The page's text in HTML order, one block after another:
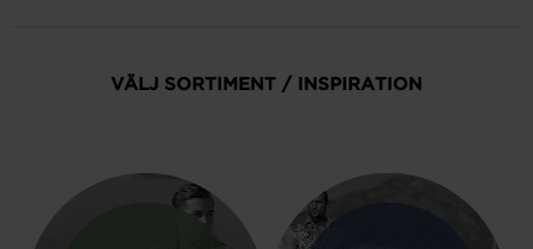
VÄLJ SORTIMENT / INSPIRATION